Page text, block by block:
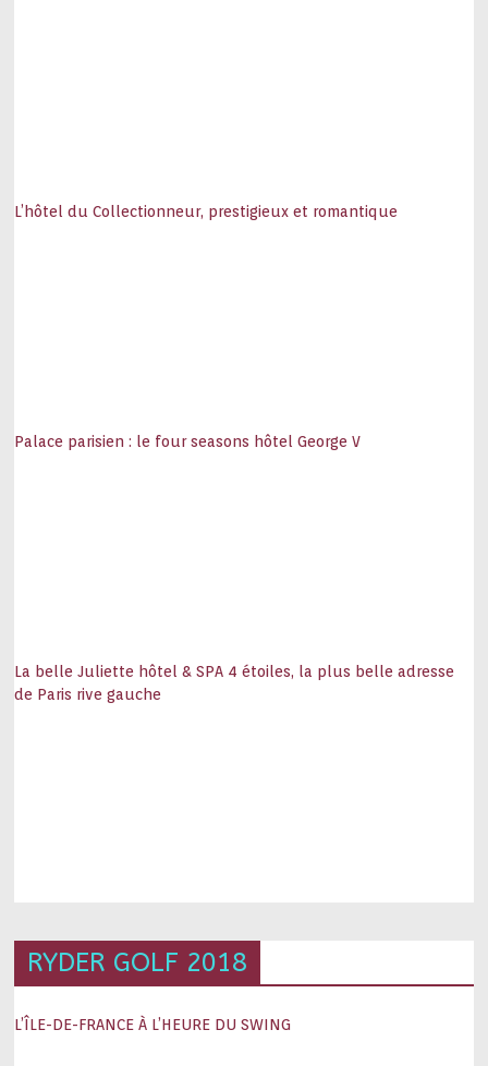
L’hôtel du Collectionneur, prestigieux et romantique
Palace parisien : le four seasons hôtel George V
La belle Juliette hôtel & SPA 4 étoiles, la plus belle adresse
de Paris rive gauche
RYDER GOLF 2018
L’ÎLE-DE-FRANCE À L’HEURE DU SWING